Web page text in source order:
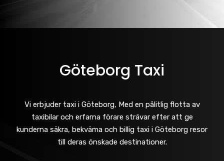
Göteborg Taxi
Vi erbjuder taxi i Göteborg, Med en pålitlig flotta av
taxibilar och erfarna förare strävar efter att ge
kunderna säkra, bekväma och billig taxi i Göteborg resor
till deras önskade destinationer.